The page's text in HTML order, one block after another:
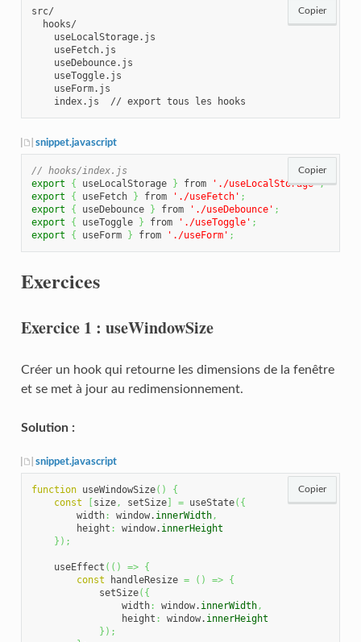
src/
  hooks/
    useLocalStorage.js
    useFetch.js
    useDebounce.js
    useToggle.js
    useForm.js
    index.js  // export tous les hooks
Copier
snippet.javascript
// hooks/index.js
export
{ useLocalStorage } from './useLocalStorage';
export
{ useFetch } from './useFetch' ;
export
{ useDebounce } from './useDebounce' ;
export
{ useToggle } from './useToggle' ;
export
{ useForm } from './useForm' ;
Copier
Exercices
Exercice 1 : useWindowSize
Créer un hook qui retourne les dimensions de la fenêtre
et se met à jour au redimensionnement.
Solution :
snippet.javascript
function useWindowSize( )
{
const
[size, setSize] = useState( {
        width
: window. innerWidth,
        height
: window. innerHeight
} ) ;
    useEffect
( ( ) =>
{
const handleResize = ( ) =>
{
            setSize
( {
                width
: window. innerWidth,
                height
: window. innerHeight
} ) ;
Copier